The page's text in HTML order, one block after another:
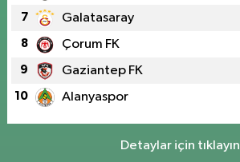
7 Galatasaray
8 Çorum FK
9 Gaziantep FK
10 Alanyaspor
Detaylar için tıklayın